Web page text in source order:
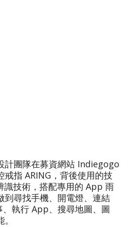
計團隊在募資網站 Indiegogo
戒指 ARING，背後使用的技
識技術，搭配專用的 App 雨
到尋找手機、開電燈、連結
執行 App、搜尋地圖、圖